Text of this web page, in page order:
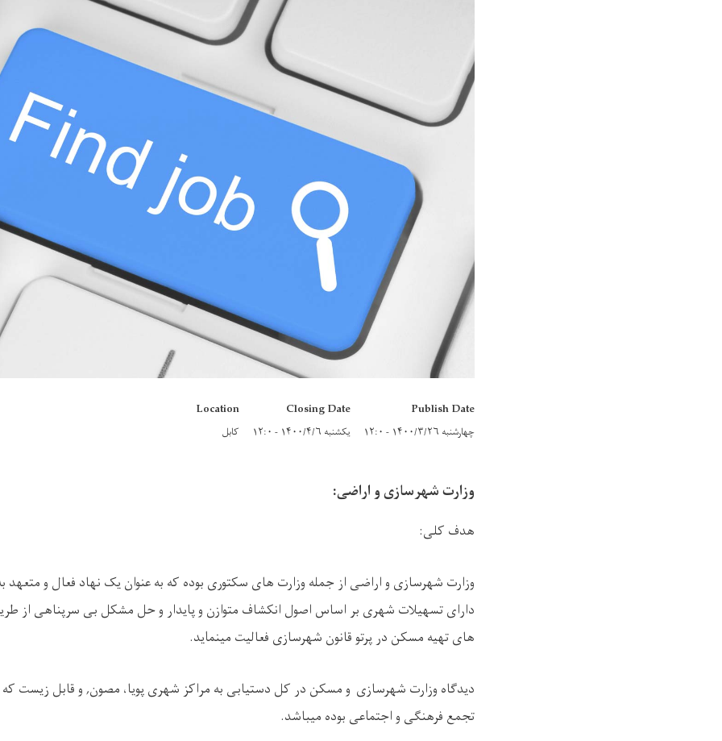
Publish Date
چهارشنبه ۱۴۰۰/۳/۲۶ - ۱۲:۰
Closing Date
یکشنبه ۱۴۰۰/۴/۶ - ۱۲:۰
Location
کابل
وزارت شهرسازی و اراضی:
هدف کلی:
وزارت شهرسازی و اراضی از جمله وزارت های سکتوری بوده که به عنوان یک نهاد فعال و متعهد
دارای تسهیلات شهری بر اساس اصول انکشاف متوازن و پایدار و حل مشکل بی سرپناهی از
های تهیه مسکن در پرتو قانون شهرسازی فعالیت مینماید.
دیدگاه وزارت شهرسازی و مسکن در کل دستیابی به مراکز شهری پویا، مصون, و قابل زیست
تجمع فرهنگی و اجتماعی بوده میباشد.